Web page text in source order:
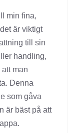
min fina,
är viktigt
till sin
handling,
man
Denna
som gåva
är bäst på att